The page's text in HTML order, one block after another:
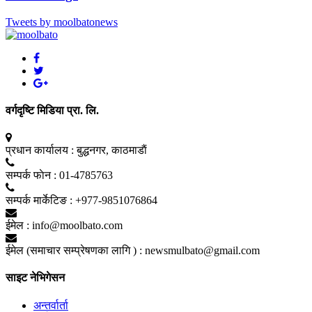
Tweets by moolbatonews
वर्गदृष्टि मिडिया प्रा. लि.
प्रधान कार्यालय : बुद्धनगर, काठमाडाैं
सम्पर्क फाेन : 01-4785763
सम्पर्क मार्केटिङ : +977-9851076864
ईमेल : info@moolbato.com
ईमेल (समाचार सम्प्रेषणका लागि ) : newsmulbato@gmail.com
साइट नेभिगेसन
अन्तर्वार्ता